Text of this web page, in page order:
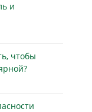
и
чтобы